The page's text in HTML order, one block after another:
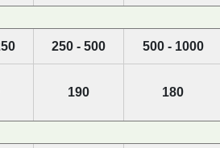
250 - 500 500 - 1000
190 180